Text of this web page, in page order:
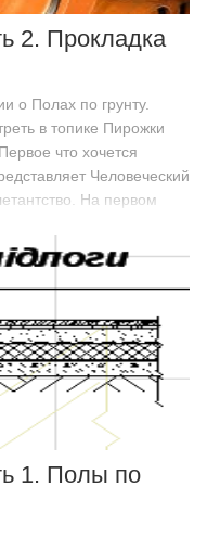
2. Прокладка
о Полах по грунту.
в топике Пирожки
что хочется
Человеческий
На первом
1. Полы по